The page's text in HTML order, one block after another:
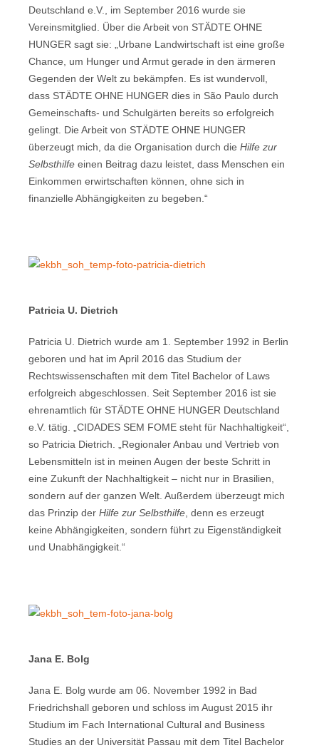
Deutschland e.V., im September 2016 wurde sie
Vereinsmitglied. Über die Arbeit von STÄDTE OHNE
HUNGER sagt sie: „Urbane Landwirtschaft ist eine große
Chance, um Hunger und Armut gerade in den ärmeren
Gegenden der Welt zu bekämpfen. Es ist wundervoll,
dass STÄDTE OHNE HUNGER dies in São Paulo durch
Gemeinschafts- und Schulgärten bereits so erfolgreich
gelingt. Die Arbeit von STÄDTE OHNE HUNGER
überzeugt mich, da die Organisation durch die Hilfe zur
Selbsthilfe einen Beitrag dazu leistet, dass Menschen ein
Einkommen erwirtschaften können, ohne sich in
finanzielle Abhängigkeiten zu begeben.“
Patricia U. Dietrich
Patricia U. Dietrich wurde am 1. September 1992 in Berlin
geboren und hat im April 2016 das Studium der
Rechtswissenschaften mit dem Titel Bachelor of Laws
erfolgreich abgeschlossen. Seit September 2016 ist sie
ehrenamtlich für STÄDTE OHNE HUNGER Deutschland
e.V. tätig. „CIDADES SEM FOME steht für Nachhaltigkeit“,
so Patricia Dietrich. „Regionaler Anbau und Vertrieb von
Lebensmitteln ist in meinen Augen der beste Schritt in
eine Zukunft der Nachhaltigkeit – nicht nur in Brasilien,
sondern auf der ganzen Welt. Außerdem überzeugt mich
das Prinzip der Hilfe zur Selbsthilfe , denn es erzeugt
keine Abhängigkeiten, sondern führt zu Eigenständigkeit
und Unabhängigkeit.“
Jana E. Bolg
Jana E. Bolg wurde am 06. November 1992 in Bad
Friedrichshall geboren und schloss im August 2015 ihr
Studium im Fach International Cultural and Business
Studies an der Universität Passau mit dem Titel Bachelor